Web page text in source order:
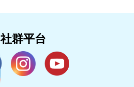
社群平台